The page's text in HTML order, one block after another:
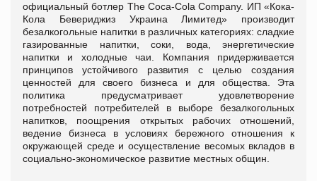
официальный ботлер The Coca-Cola Company. ИП «Кока-
Кола Бевериджиз Украина Лимитед» производит
безалкогольные напитки в различных категориях: сладкие
газированные напитки, соки, вода, энергетические
напитки и холодные чаи. Компания придерживается
принципов устойчивого развития с целью создания
ценностей для своего бизнеса и для общества. Эта
политика предусматривает удовлетворение
потребностей потребителей в выборе безалкогольных
напитков, поощрения открытых рабочих отношений,
ведение бизнеса в условиях бережного отношения к
окружающей среде и осуществление весомых вкладов в
социально-экономическое развитие местных общин.